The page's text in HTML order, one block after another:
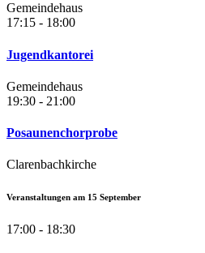
Gemeindehaus
17:15 - 18:00
Jugendkantorei
Gemeindehaus
19:30 - 21:00
Posaunenchorprobe
Clarenbachkirche
Veranstaltungen am 15 September
17:00 - 18:30